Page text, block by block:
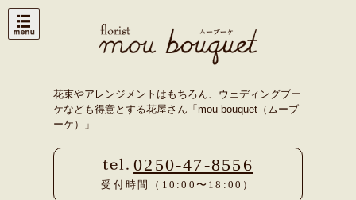
Skip
花束やアレンジメントはもちろん、ウェディングブー
ケなども得意とする花屋さん「mou bouquet（ムーブ
ーケ）」
0250-47-8556
受付時間（10:00〜18:00）